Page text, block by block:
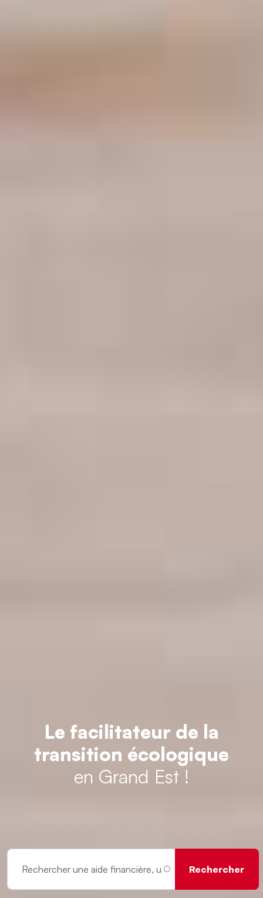
Le facilitateur de la
transition écologique
en Grand Est !